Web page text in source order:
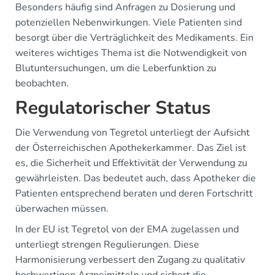
Besonders häufig sind Anfragen zu Dosierung und
potenziellen Nebenwirkungen. Viele Patienten sind
besorgt über die Verträglichkeit des Medikaments. Ein
weiteres wichtiges Thema ist die Notwendigkeit von
Blutuntersuchungen, um die Leberfunktion zu
beobachten.
Regulatorischer Status
Die Verwendung von Tegretol unterliegt der Aufsicht
der Österreichischen Apothekerkammer. Das Ziel ist
es, die Sicherheit und Effektivität der Verwendung zu
gewährleisten. Das bedeutet auch, dass Apotheker die
Patienten entsprechend beraten und deren Fortschritt
überwachen müssen.
In der EU ist Tegretol von der EMA zugelassen und
unterliegt strengen Regulierungen. Diese
Harmonisierung verbessert den Zugang zu qualitativ